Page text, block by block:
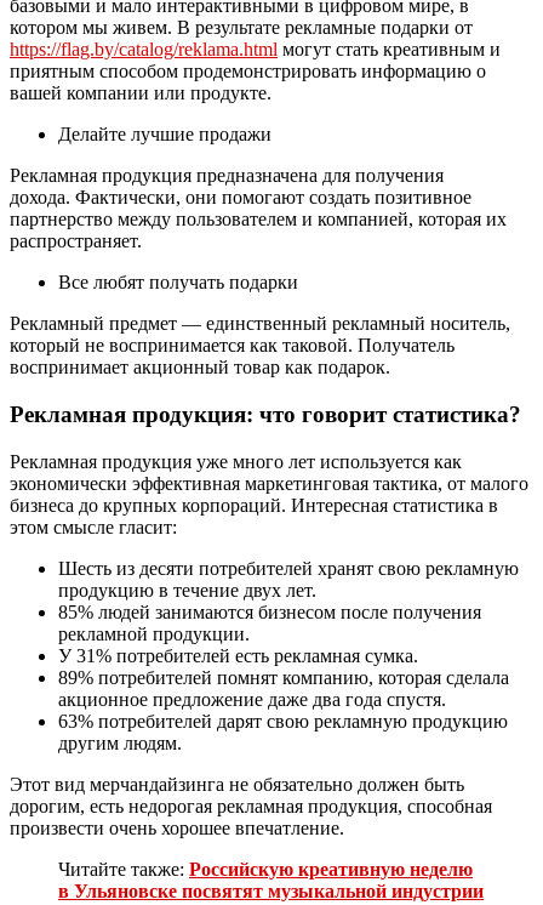
базовыми и мало интерактивными в цифровом мире, в
котором мы живем. В результате рекламные подарки от
https://flag.by/catalog/reklama.html могут стать креативным и
приятным способом продемонстрировать информацию о
вашей компании или продукте.
Делайте лучшие продажи
Рекламная продукция предназначена для получения
дохода. Фактически, они помогают создать позитивное
партнерство между пользователем и компанией, которая их
распространяет.
Все любят получать подарки
Рекламный предмет — единственный рекламный носитель,
который не воспринимается как таковой. Получатель
воспринимает акционный товар как подарок.
Рекламная продукция: что говорит статистика?
Рекламная продукция уже много лет используется как
экономически эффективная маркетинговая тактика, от малого
бизнеса до крупных корпораций. Интересная статистика в
этом смысле гласит:
Шесть из десяти потребителей хранят свою рекламную
продукцию в течение двух лет.
85% людей занимаются бизнесом после получения
рекламной продукции.
У 31% потребителей есть рекламная сумка.
89% потребителей помнят компанию, которая сделала
акционное предложение даже два года спустя.
63% потребителей дарят свою рекламную продукцию
другим людям.
Этот вид мерчандайзинга не обязательно должен быть
дорогим, есть недорогая рекламная продукция, способная
произвести очень хорошее впечатление.
Читайте также: Российскую креативную неделю
в Ульяновске посвятят музыкальной индустрии